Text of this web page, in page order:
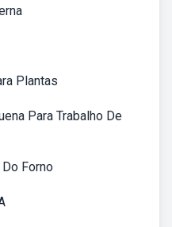
Plantas
Para Trabalho De
Forno